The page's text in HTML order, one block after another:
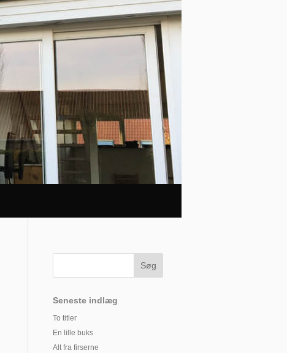
Seneste indlæg
To titler
En lille buks
Alt fra firserne